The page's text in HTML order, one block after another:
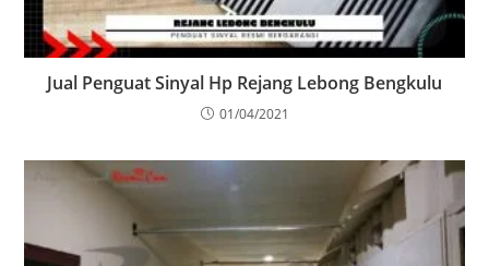
Jual Penguat Sinyal Hp Rejang Lebong Bengkulu
01/04/2021